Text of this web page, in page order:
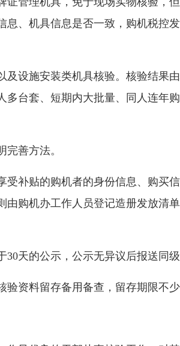
、机具信息是否一致，购机税控
设施安装类机具核验。核验结果
台套、短期内大批量、同人连年
善方法。
受补贴的购机者的身份信息、购买
购机办工作人员登记造册发放清
天的公示，公示无异议后报送同级
资料留存备用备查，留存期限不少